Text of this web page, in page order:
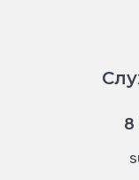
8